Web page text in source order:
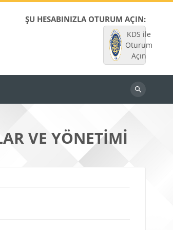
ŞU HESABINIZLA OTURUM AÇIN:
KDS ile
Oturum
Açın
Dersleri
VE YÖNETİMİ